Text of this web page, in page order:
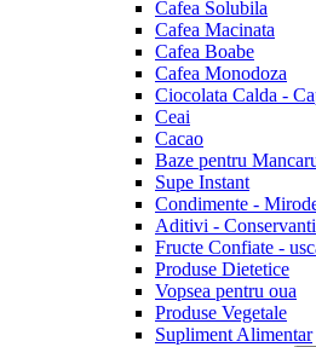
Cafea Solubila
Cafea Macinata
Cafea Boabe
Cafea Monodoza
Ciocolata Calda -
Ceai
Cacao
Baze pentru
Supe Instant
Condimente -
Aditivi -
Fructe Confiate -
Produse Dietetice
Vopsea pentru oua
Produse Vegetale
Supliment Alimentar